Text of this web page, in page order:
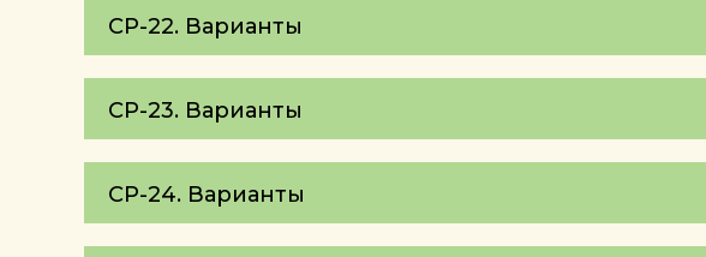
СР-22. Варианты
СР-23. Варианты
СР-24. Варианты